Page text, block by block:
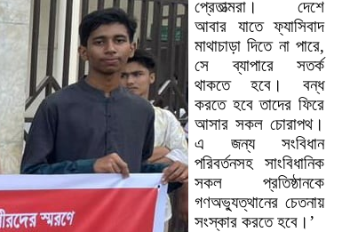
প্রেতাত্মরা। দেশে
আবার যাতে ফ্যাসিবাদ
মাথাচাড়া দিতে না পারে,
সে ব্যাপারে সতর্ক
থাকতে হবে। বন্ধ
করতে হবে তাদের ফিরে
আসার সকল চোরাপথ।
এ জন্য সংবিধান
পরিবর্তনসহ সাংবিধানিক
সকল প্রতিষ্ঠানকে
গণঅভ্যুত্থানের চেতনায়
সংস্কার করতে হবে।’